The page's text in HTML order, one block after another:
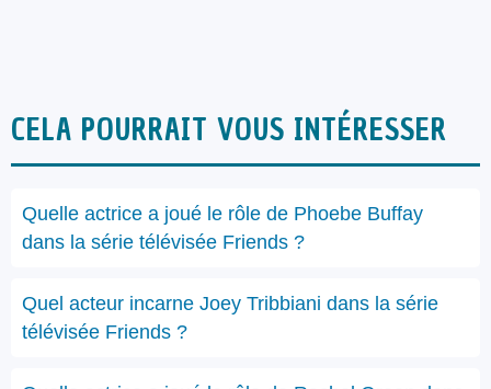
CELA POURRAIT VOUS INTÉRESSER
Quelle actrice a joué le rôle de Phoebe Buffay
dans la série télévisée Friends ?
Quel acteur incarne Joey Tribbiani dans la série
télévisée Friends ?